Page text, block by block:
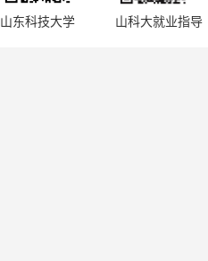
山东科技大学 山科大就业指导